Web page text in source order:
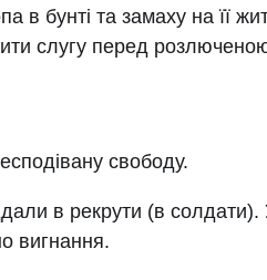
в бунті та замаху на її
слугу перед
свободу.
в рекрути (в солдати).
вигнання.